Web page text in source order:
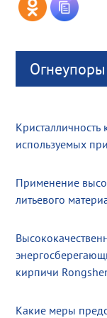
Огнеупоры
используемых
Применение
литьевого
кирпичи
Какие меры